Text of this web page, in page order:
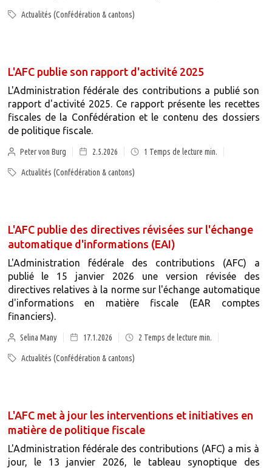
Actualités (Confédération & cantons)
L'AFC publie son rapport d'activité 2025
L'Administration fédérale des contributions a publié son
rapport d'activité 2025. Ce rapport présente les recettes
fiscales de la Confédération et le contenu des dossiers
de politique fiscale.
Peter von Burg 2.5.2026 1 Temps de lecture min.
Actualités (Confédération & cantons)
L'AFC publie des directives révisées sur l'échange
automatique d'informations (EAI)
L'Administration fédérale des contributions (AFC) a
publié le 15 janvier 2026 une version révisée des
directives relatives à la norme sur l'échange automatique
d'informations en matière fiscale (EAR comptes
financiers).
Selina Many 17.1.2026 2 Temps de lecture min.
Actualités (Confédération & cantons)
L'AFC met à jour les interventions et initiatives en
matière de politique fiscale
L'Administration fédérale des contributions (AFC) a mis à
jour, le 13 janvier 2026, le tableau synoptique des